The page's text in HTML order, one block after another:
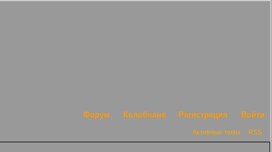
Форум Колобчане Регистрация Войти
Активные темы RSS